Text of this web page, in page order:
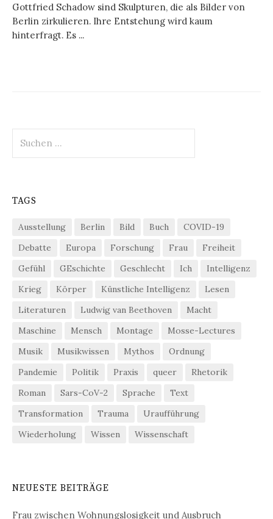
Gottfried Schadow sind Skulpturen, die als Bilder von
Berlin zirkulieren. Ihre Entstehung wird kaum
hinterfragt. Es ...
nach:
TAGS
Ausstellung Berlin Bild Buch
COVID-19
Debatte
Europa Forschung Frau
Freiheit
Gefühl
GEschichte Geschlecht Ich
Intelligenz
Krieg
Körper Künstliche Intelligenz
Lesen
Literaturen
Ludwig van Beethoven
Macht
Maschine
Mensch Montage
Mosse-Lectures
Musik
Musikwissen Mythos
Ordnung
Pandemie
Politik Praxis queer
Rhetorik
Roman
Sars-CoV-2 Sprache
Text
Transformation
Trauma
Uraufführung
Wiederholung
Wissen Wissenschaft
NEUESTE BEITRÄGE
Frau zwischen Wohnungslosigkeit und Ausbruch